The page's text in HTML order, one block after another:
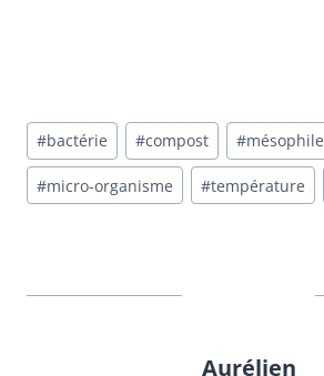
#bactérie #compost #mésophile
#micro-organisme #température
Aurélien